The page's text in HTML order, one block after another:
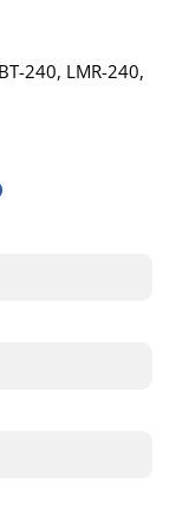
240, LMR-240,